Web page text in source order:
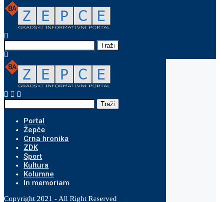
Traži
Traži
Portal
Žepče
Crna hronika
ZDK
Sport
Kultura
Kolumne
In memoriam
Copyright 2021 - All Right Reserved